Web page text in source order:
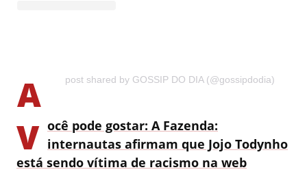
A post shared by GOSSIP DO DIA (@gossipdodia)
V ocê pode gostar: A Fazenda:
internautas afirmam que Jojo Todynho
está sendo vítima de racismo na web